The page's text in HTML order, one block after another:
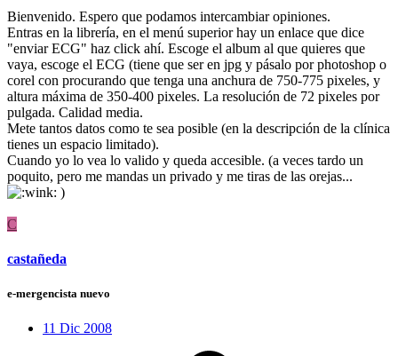
Bienvenido. Espero que podamos intercambiar opiniones.
Entras en la librería, en el menú superior hay un enlace que dice
"enviar ECG" haz click ahí. Escoge el album al que quieres que
vaya, escoge el ECG (tiene que ser en jpg y pásalo por photoshop o
corel con procurando que tenga una anchura de 750-775 pixeles, y
altura máxima de 350-400 pixeles. La resolución de 72 pixeles por
pulgada. Calidad media.
Mete tantos datos como te sea posible (en la descripción de la clínica
tienes un espacio limitado).
Cuando yo lo vea lo valido y queda accesible. (a veces tardo un
poquito, pero me mandas un privado y me tiras de las orejas...
)
C
castañeda
e-mergencista nuevo
11 Dic 2008